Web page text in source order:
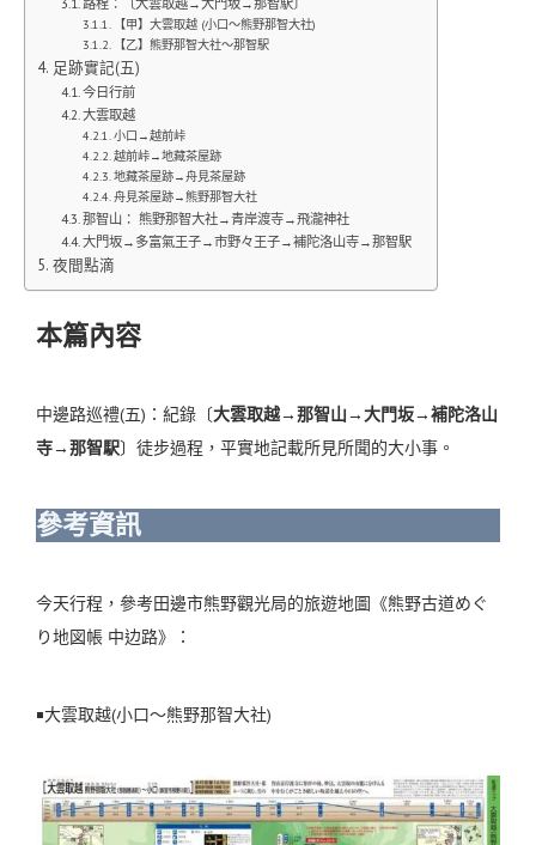
【甲】大雲取越 (小口〜熊野那智大社)
【乙】熊野那智大社～那智駅
足跡實記(五)
今日行前
大雲取越
小口→越前峠
越前峠→地藏茶屋跡
地藏茶屋跡→舟見茶屋跡
舟見茶屋跡→熊野那智大社
那智山： 熊野那智大社→青岸渡寺→飛瀧神社
大門坂→多富氣王子→市野々王子→補陀洛山寺→那智駅
夜間點滴
本篇內容
中邊路巡禮(五)：紀錄〔大雲取越→那智山→大門坂→補陀洛山
寺→那智駅〕徒步過程，平實地記載所見所聞的大小事。
參考資訊
今天行程，參考田邊市熊野觀光局的旅遊地圖《熊野古道めぐ
り地図帳 中边路》：
￭大雲取越(小口〜熊野那智大社)